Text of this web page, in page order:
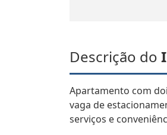
Descrição do
Apartamento com
vaga de
serviços e